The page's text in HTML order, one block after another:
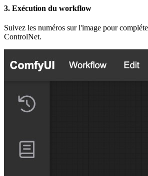
3. Exécution du workflow
Suivez les numéros sur l'image pour
ControlNet.